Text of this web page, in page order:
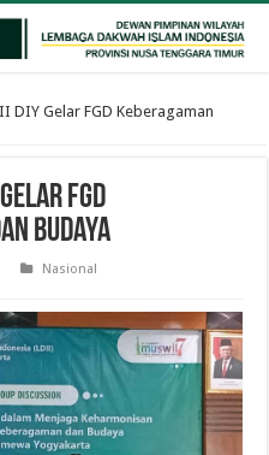
DIY Gelar FGD Keberagaman
FGD
Budaya
Nasional